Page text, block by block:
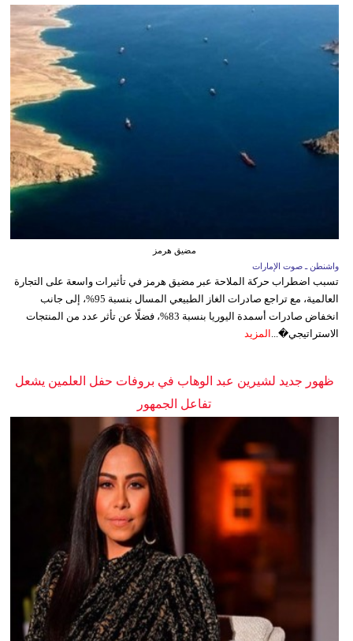
مضيق هرمز
واشنطن ـ صوت الإمارات
تسبب اضطراب حركة الملاحة عبر مضيق هرمز في تأثيرات واسعة على التجارة
العالمية، مع تراجع صادرات الغاز الطبيعي المسال بنسبة 95%، إلى جانب
انخفاض صادرات أسمدة اليوريا بنسبة 83%، فضلًا عن تأثر عدد من المنتجات
الاستراتيجي�... المزيد
ظهور جديد لشيرين عبد الوهاب في بروفات حفل العلمين يشعل
تفاعل الجمهور